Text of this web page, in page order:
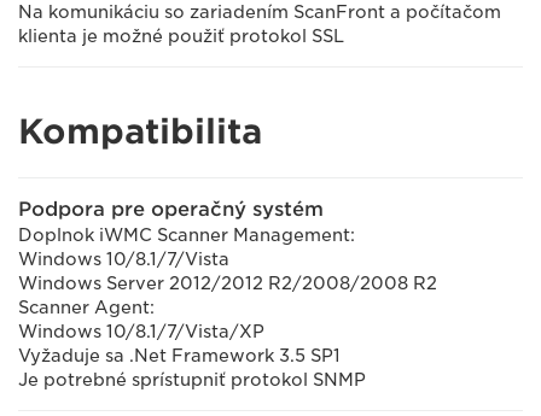
Na komunikáciu so zariadením ScanFront a počítačom
klienta je možné použiť protokol SSL
Kompatibilita
Podpora pre operačný systém
Doplnok iWMC Scanner Management:
Windows 10/8.1/7/Vista
Windows Server 2012/2012 R2/2008/2008 R2
Scanner Agent:
Windows 10/8.1/7/Vista/XP
Vyžaduje sa .Net Framework 3.5 SP1
Je potrebné sprístupniť protokol SNMP